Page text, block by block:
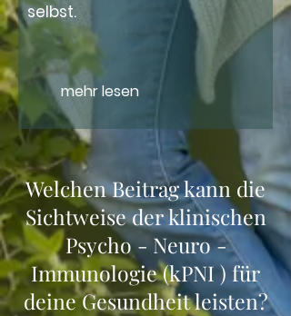
selbst.
mehr lesen
Welchen Beitrag kann die
Sichtweise der klinischen
Psycho - Neuro -
Immunologie (kPNI ) für
deine Gesundheit leisten?